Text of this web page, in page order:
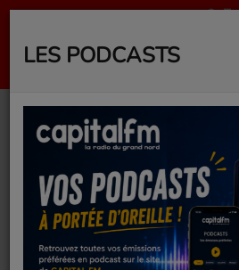
MARSUPILAMI
LES PODCASTS